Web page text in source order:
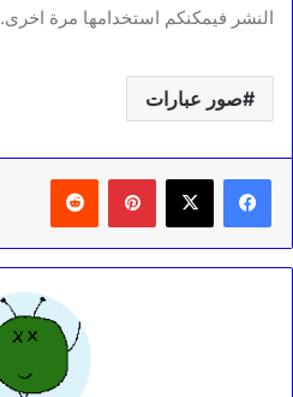
النشر فيمكنكم استخدامها مرة اخرى.
صور عبارات
بينتيريست